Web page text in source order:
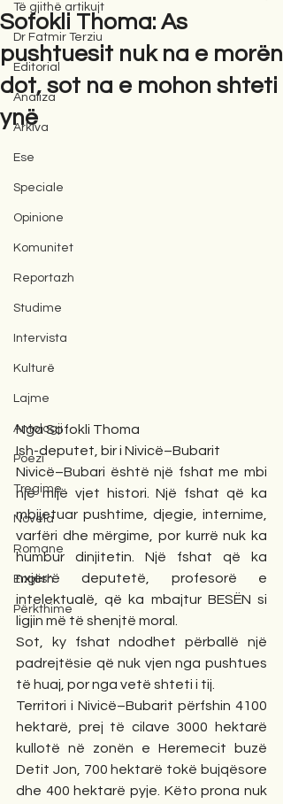
Të gjithë artikujt
Dr Fatmir Terziu
Editorial
Analiza
Arkiva
Ese
Speciale
Opinione
Komunitet
Reportazh
Studime
Intervista
Kulturë
Lajme
Antologji
Poezi
Tregime
Novela
Romane
English
Përkthime
Sofokli Thoma: As
pushtuesit nuk na e morën
dot, sot na e mohon shteti
ynë
Nga Sofokli Thoma
Ish-deputet, bir i Nivicë–Bubarit
Nivicë–Bubari është një fshat me mbi
një mijë vjet histori. Një fshat që ka
mbijetuar pushtime, djegie, internime,
varfëri dhe mërgime, por kurrë nuk ka
humbur dinjitetin. Një fshat që ka
nxjerrë deputetë, profesorë e
intelektualë, që ka mbajtur BESËN si
ligjin më të shenjtë moral.
Sot, ky fshat ndodhet përballë një
padrejtësie që nuk vjen nga pushtues
të huaj, por nga vetë shteti i tij.
Territori i Nivicë–Bubarit përfshin 4100
hektarë, prej të cilave 3000 hektarë
kullotë në zonën e Heremecit buzë
Detit Jon, 700 hektarë tokë bujqësore
dhe 400 hektarë pyje. Këto prona nuk